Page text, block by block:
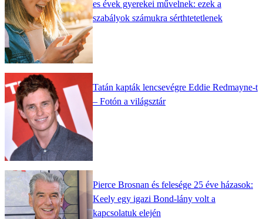
es évek gyerekei művelnek: ezek a
szabályok számukra sérthtetetlenek
Tatán kapták lencsevégre Eddie Redmayne-t
– Fotón a világsztár
Pierce Brosnan és felesége 25 éve házasok:
Keely egy igazi Bond-lány volt a
kapcsolatuk elején